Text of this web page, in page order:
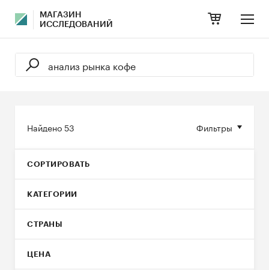
МАГАЗИН
ИССЛЕДОВАНИЙ
Фильтры
Найдено53
СОРТИРОВАТЬ
КАТЕГОРИИ
СТРАНЫ
ЦЕНА